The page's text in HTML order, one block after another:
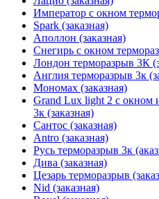
Император с окном
Spark (заказная)
Аполлон (заказная)
Снегирь с окном
Лондон терморазрыв 3К
Англия терморазрыв 3к
Мономах (заказная)
Grand Lux light 2 с окном
3к (заказная)
Сантос (заказная)
Antro (заказная)
Русь терморазрыв 3к
Дива (заказная)
Цезарь терморазрыв
Nid (заказная)